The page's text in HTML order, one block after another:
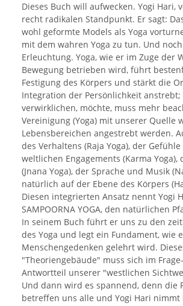
Dieses Buch will aufwecken. Yogi Hari,
recht radikalen Standpunkt. Er sagt:
wohl geformte Models als Yoga
mit dem wahren Yoga zu tun. Und
Erleuchtung. Yoga, wie er im Zuge der
Bewegung betrieben wird, führt
Festigung des Körpers und stärkt die
Integration der Persönlichkeit anstrebt;
verwirklichen, möchte, muss mehr
Vereinigung (Yoga) mit unserer Quelle
Lebensbereichen angestrebt werden.
des Verhaltens (Raja Yoga), der Gefühle
weltlichen Engagements (Karma Yoga),
(Jnana Yoga), der Sprache und Musik
natürlich auf der Ebene des Körpers
Diesen integrierten Ansatz nennt Yogi
SAMPOORNA YOGA, den natürlichen
In seinem Buch führt er uns zu den
des Yoga und legt ein Fundament, wie
Menschengedenken gelehrt wird.
"Theoriengebäude" muss sich im
Antwortteil unserer "westlichen
Und dann wird es spannend, denn die
betreffen uns alle und Yogi Hari nimmt